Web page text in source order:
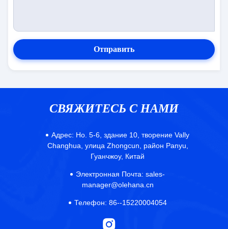
Отправить
СВЯЖИТЕСЬ С НАМИ
Адрес: Но. 5-6, здание 10, творение Vally
Changhua, улица Zhongcun, район Panyu,
Гуанчжоу, Китай
Электронная Почта: sales-
manager@olehana.cn
Телефон: 86--15220004054